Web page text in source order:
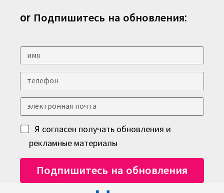
or Подпишитесь на обновления:
Я согласен получать обновления и
рекламные материалы